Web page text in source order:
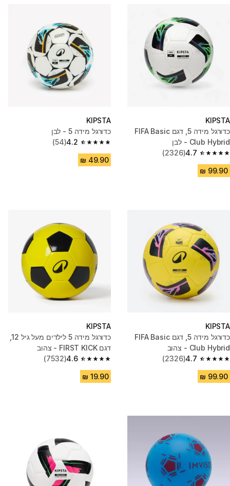
KIPSTA
כדורגל מידה 5, דגם FIFA Basic
Club Hybrid - לבן
4.7
4.7 out of 5 stars from 2326 reviews
(2326)
KIPSTA
כדורגל מידה 5 - לבן
4.2
4.2 out of 5 stars from 54 reviews
(54)
KIPSTA
כדורגל מידה 5, דגם FIFA Basic
Club Hybrid - צהוב
4.7
4.7 out of 5 stars from 2326 reviews
(2326)
KIPSTA
כדורגל מידה 5 לילדים מעל גיל 12,
דגם FIRST KICK - צהוב
4.6
4.6 out of 5 stars from 7532 reviews
(7532)